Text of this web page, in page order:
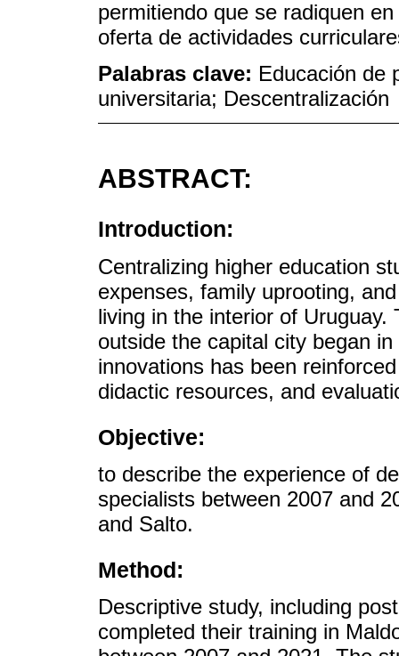
permitiendo que se radiquen
oferta de actividades
Palabras clave: Educación de
universitaria; Descentralización
ABSTRACT:
Introduction:
Centralizing higher education
expenses, family uprooting,
living in the interior of
outside the capital city began
innovations has been
didactic resources, and
Objective:
to describe the experience of
specialists between 2007 and
and Salto.
Method:
Descriptive study, including
completed their training in